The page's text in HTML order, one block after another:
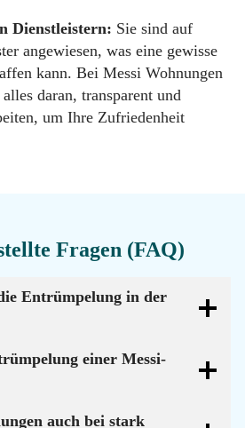
Dienstleistern: Sie sind auf
angewiesen, was eine gewisse
kann. Bei Messi Wohnungen
daran, transparent und
um Ihre Zufriedenheit
Fragen (FAQ)
Entrümpelung in der
einer Messi-
auch bei stark